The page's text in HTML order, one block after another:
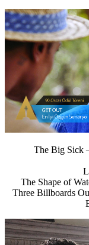
The Big Sick
The Shape of
Three Billboards